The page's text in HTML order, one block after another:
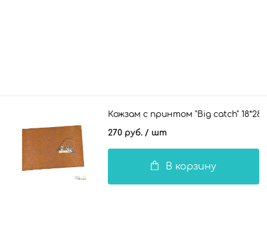
Кожзам с принтом "Big catch"
270 руб. / шт
В корзину